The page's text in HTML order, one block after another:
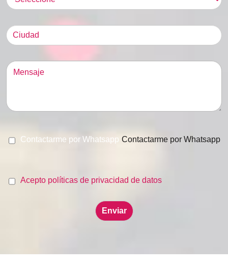
Contactarme por Whatsapp
Contactarme por Whatsapp
Acepto políticas de privacidad de datos